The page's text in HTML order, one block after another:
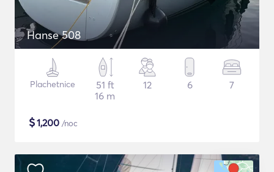
Hanse 508
Plachetnice
51 ft
16 m
12 6 7
$1,200 /noc